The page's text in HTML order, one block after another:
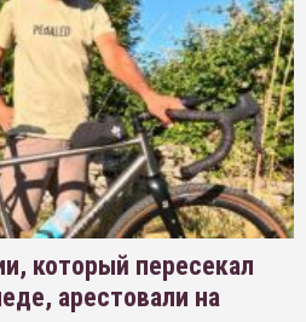
который пересекал
арестовали на